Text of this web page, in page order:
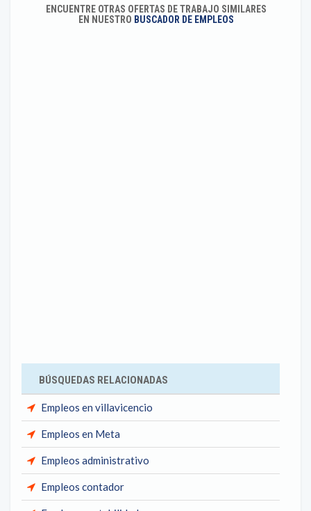
ENCUENTRE OTRAS OFERTAS DE TRABAJO SIMILARES
EN NUESTRO BUSCADOR DE EMPLEOS
BÚSQUEDAS RELACIONADAS
Empleos en villavicencio
Empleos en Meta
Empleos administrativo
Empleos contador